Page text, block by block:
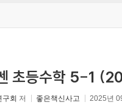
초등수학 5-1
회 저 좋은책신사고 2025년